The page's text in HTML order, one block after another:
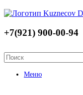
+7(921) 900-00-94
Меню